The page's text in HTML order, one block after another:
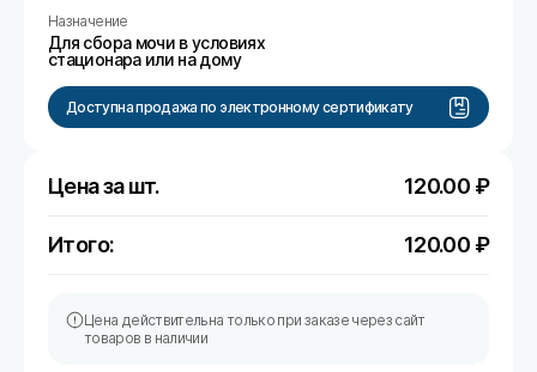
Назначение
Для сбора мочи в условиях
стационара или на дому
Доступна продажа по электронному сертификату
Цена за шт. 120.00 ₽
Итого: 120.00 ₽
Цена действительна только при заказе через сайт
товаров в наличии